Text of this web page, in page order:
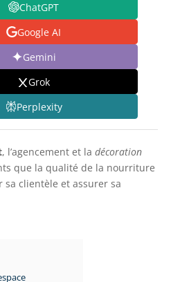
ChatGPT
Google AI
Gemini
Grok
Perplexity
, l’agencement et la décoration
que la qualité de la nourriture
clientèle et assurer sa